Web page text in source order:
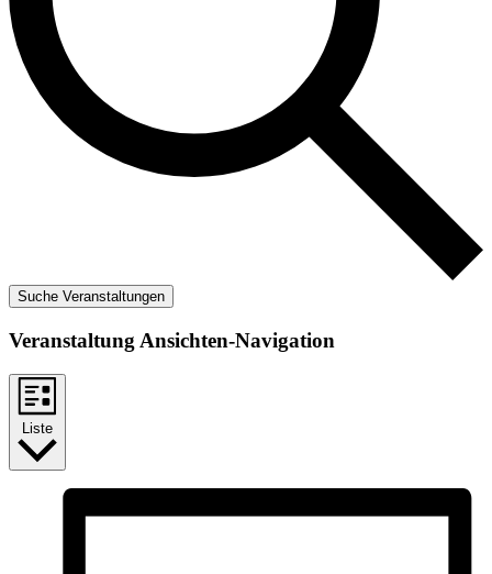
Suche Veranstaltungen
Veranstaltung Ansichten-Navigation
Liste